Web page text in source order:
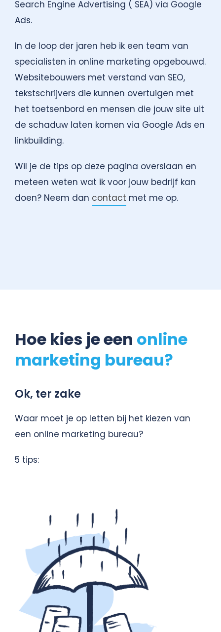
Search Engine Advertising ( SEA) via Google
Ads.
In de loop der jaren heb ik een team van
specialisten in online marketing opgebouwd.
Websitebouwers met verstand van SEO,
tekstschrijvers die kunnen overtuigen met
het toetsenbord en mensen die jouw site uit
de schaduw laten komen via Google Ads en
linkbuilding.
Wil je de tips op deze pagina overslaan en
meteen weten wat ik voor jouw bedrijf kan
doen? Neem dan contact met me op.
Hoe kies je een online
marketing bureau?
Ok, ter zake
Waar moet je op letten bij het kiezen van
een online marketing bureau?
5 tips: